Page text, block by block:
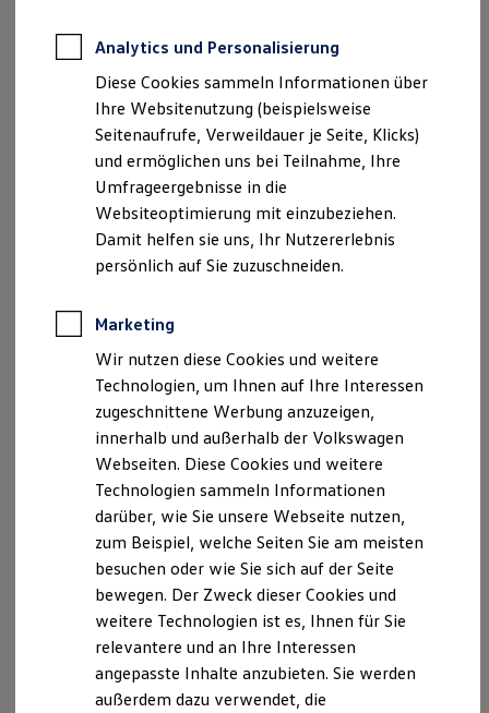
Professional Class bei Volkswagen
Behörden
Direktkunden
Sonderfahrzeuge
Anpfiff zum Gewinn
Elektromobilität
Elektroautos
ID. Tutorials
Elektrofahrzeugkonzepte
ID. EVERY1
Reichweite
Rekuperation
Laden unterwegs
Laden Zuhause
Ladestationen finden
Ladezeitensimulator
Batterie
Sicherheit
Nachhaltigkeit
Technologie
Kosten und Kauf
Verbrauchskosten
Kaufoptionen
E-Auto-Förderung
Software und Konnektivität
Die ID. Software 6
ID. Software Versionen und Updates
Digitale Extras
Schnittstellen zu Ihrem ID.
Analytics und Personalisierung
Diese Cookies sammeln Informationen über
Ihre Websitenutzung (beispielsweise
Seitenaufrufe, Verweildauer je Seite, Klicks)
und ermöglichen uns bei Teilnahme, Ihre
Umfrageergebnisse in die
Websiteoptimierung mit einzubeziehen.
Damit helfen sie uns, Ihr Nutzererlebnis
persönlich auf Sie zuzuschneiden.
Marketing
Wir nutzen diese Cookies und weitere
Technologien, um Ihnen auf Ihre Interessen
zugeschnittene Werbung anzuzeigen,
innerhalb und außerhalb der Volkswagen
Webseiten. Diese Cookies und weitere
Technologien sammeln Informationen
darüber, wie Sie unsere Webseite nutzen,
zum Beispiel, welche Seiten Sie am meisten
besuchen oder wie Sie sich auf der Seite
bewegen. Der Zweck dieser Cookies und
weitere Technologien ist es, Ihnen für Sie
relevantere und an Ihre Interessen
angepasste Inhalte anzubieten. Sie werden
außerdem dazu verwendet, die